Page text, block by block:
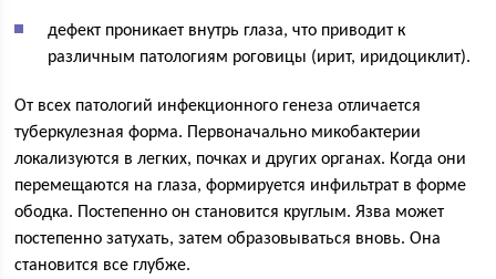
дефект проникает внутрь глаза, что приводит к
различным патологиям роговицы (ирит, иридоциклит).
От всех патологий инфекционного генеза отличается
туберкулезная форма. Первоначально микобактерии
локализуются в легких, почках и других органах. Когда они
перемещаются на глаза, формируется инфильтрат в форме
ободка. Постепенно он становится круглым. Язва может
постепенно затухать, затем образовываться вновь. Она
становится все глубже.